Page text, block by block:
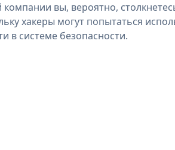
вы, вероятно,
хакеры могут попытаться
в системе безопасности.